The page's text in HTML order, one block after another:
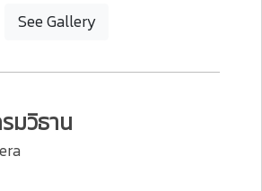
See Gallery
มวิธาน